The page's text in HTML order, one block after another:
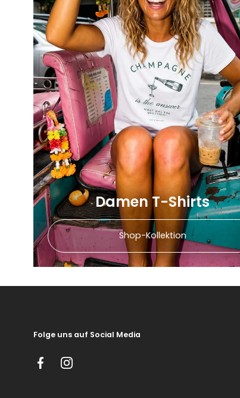
Damen T-Shirts
Shop-Kollektion
Folge uns auf Social Media
FacebookInstagram